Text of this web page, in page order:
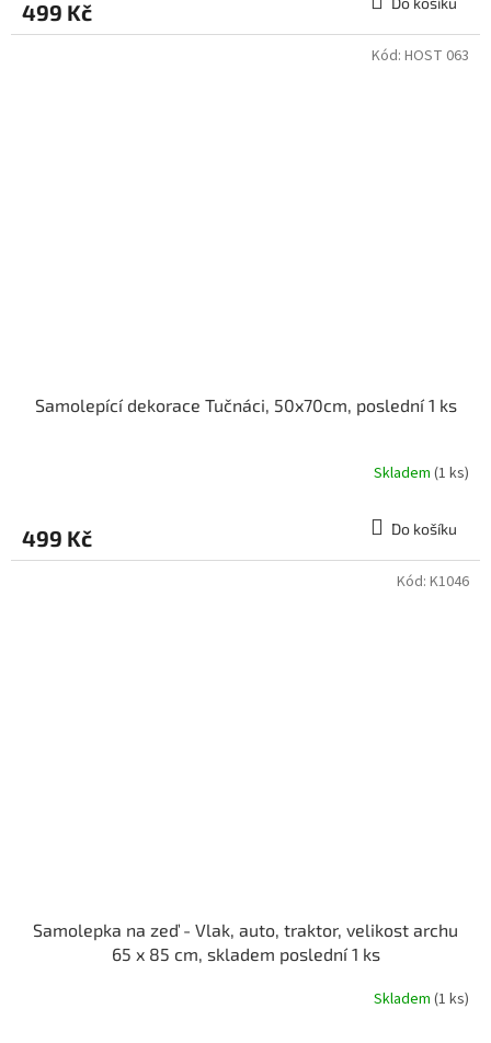
499 Kč
Samolepící dekorace Tučnáci, 50x70cm, poslední 1 ks
Skladem (1 ks)
499 Kč Do košíku
Kód: HOST 063
Samolepka na zeď - Vlak, auto, traktor, velikost archu
65 x 85 cm, skladem poslední 1 ks
Skladem (1 ks)
Kód: K1046